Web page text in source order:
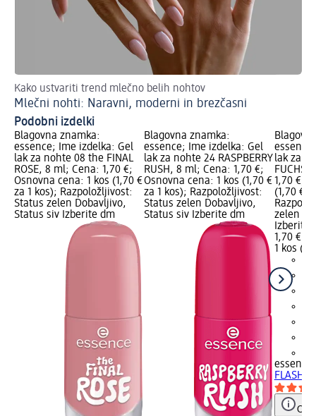
Kako ustvariti trend mlečno belih nohtov
Mlečni nohti: Naravni, moderni in brezčasni
Podobni izdelki
Blagovna znamka:
essence; Ime izdelka: Gel
lak za nohte 08 the FINAL
ROSE, 8 ml; Cena: 1,70 €;
Osnovna cena: 1 kos (1,70 €
za 1 kos); Razpoložljivost:
Status zelen Dobavljivo,
Status siv Izberite dm
Blagovna znamka:
essence; Ime izdelka: Gel
lak za nohte 24 RASPBERRY
RUSH, 8 ml; Cena: 1,70 €;
Osnovna cena: 1 kos (1,70 €
za 1 kos); Razpoložljivost:
Status zelen Dobavljivo,
Status siv Izberite dm
lak za
1,70 €;
(1,70 €
zelen
Izberite
1,70 €
1 kos
essence
FLASHY